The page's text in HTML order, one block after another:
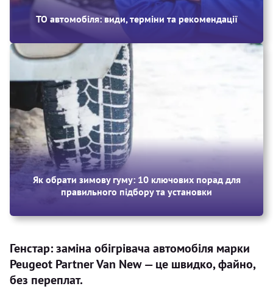
ТО автомобіля: види, терміни та рекомендації
Як обрати зимову гуму: 10 ключових порад для
правильного підбору та установки
Генстар: заміна обігрівача автомобіля марки
Peugeot Partner Van New — це швидко, файно,
без переплат.